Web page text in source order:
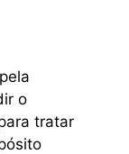
o
tratar